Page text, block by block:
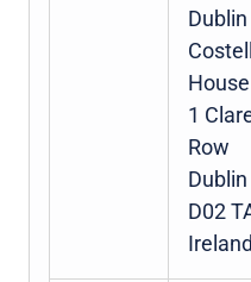
Dublin
House
1
Row
D02
Ireland